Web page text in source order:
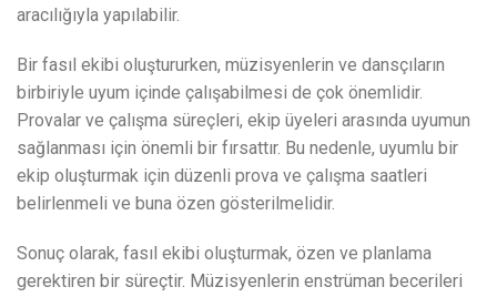
aracılığıyla yapılabilir.
Bir fasıl ekibi oluştururken, müzisyenlerin ve dansçıların
birbiriyle uyum içinde çalışabilmesi de çok önemlidir.
Provalar ve çalışma süreçleri, ekip üyeleri arasında uyumun
sağlanması için önemli bir fırsattır. Bu nedenle, uyumlu bir
ekip oluşturmak için düzenli prova ve çalışma saatleri
belirlenmeli ve buna özen gösterilmelidir.
Sonuç olarak, fasıl ekibi oluşturmak, özen ve planlama
gerektiren bir süreçtir. Müzisyenlerin enstrüman becerileri